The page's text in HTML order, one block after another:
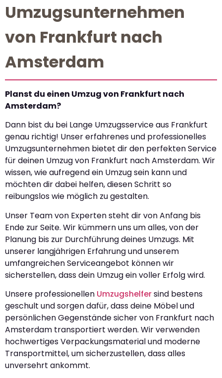
Umzugsunternehmen
von Frankfurt nach
Amsterdam
Planst du einen Umzug von Frankfurt nach
Amsterdam?
Dann bist du bei Lange Umzugsservice aus Frankfurt
genau richtig! Unser erfahrenes und professionelles
Umzugsunternehmen bietet dir den perfekten Service
für deinen Umzug von Frankfurt nach Amsterdam. Wir
wissen, wie aufregend ein Umzug sein kann und
möchten dir dabei helfen, diesen Schritt so
reibungslos wie möglich zu gestalten.
Unser Team von Experten steht dir von Anfang bis
Ende zur Seite. Wir kümmern uns um alles, von der
Planung bis zur Durchführung deines Umzugs. Mit
unserer langjährigen Erfahrung und unserem
umfangreichen Serviceangebot können wir
sicherstellen, dass dein Umzug ein voller Erfolg wird.
Unsere professionellen Umzugshelfersind bestens
geschult und sorgen dafür, dass deine Möbel und
persönlichen Gegenstände sicher von Frankfurt nach
Amsterdam transportiert werden. Wir verwenden
hochwertiges Verpackungsmaterial und moderne
Transportmittel, um sicherzustellen, dass alles
unversehrt ankommt.